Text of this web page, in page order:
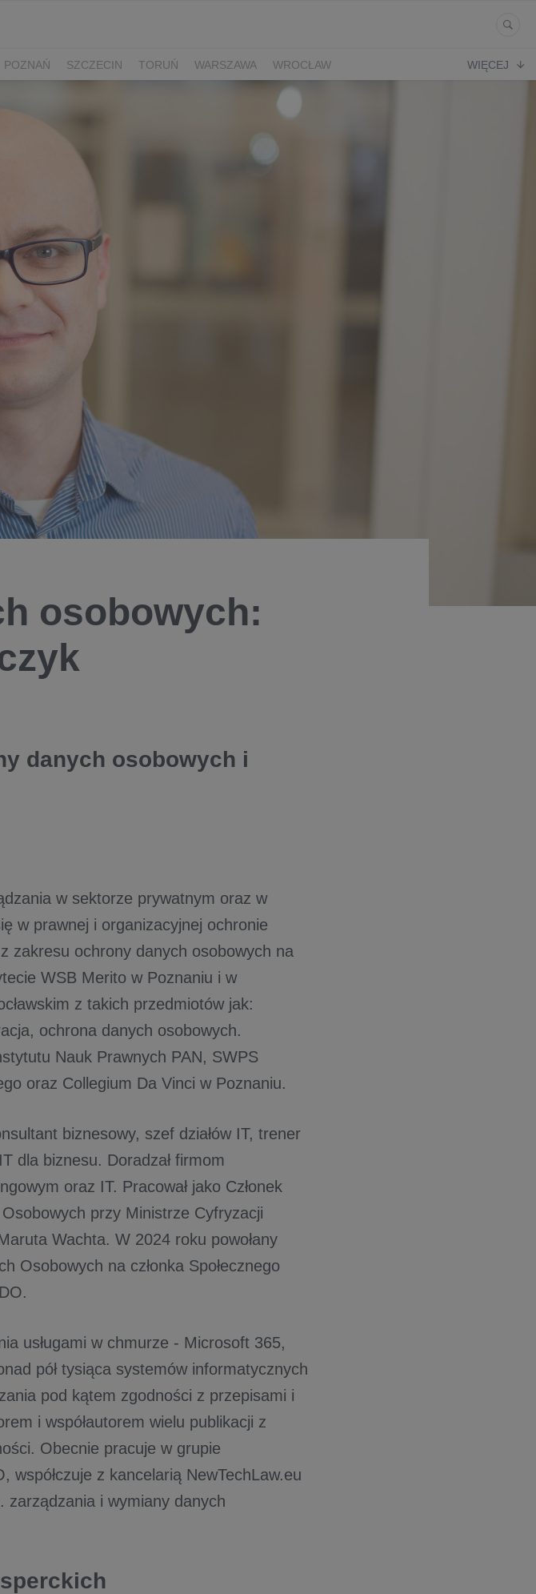
POZNAŃ SZCZECIN TORUŃ WARSZAWA
WROCŁAW
WIĘCEJ
osobowych:
danych osobowych i
w sektorze prywatnym oraz w
w prawnej i organizacyjnej ochronie
zakresu ochrony danych osobowych na
WSB Merito w Poznaniu i w
z takich przedmiotów jak:
ochrona danych osobowych.
Nauk Prawnych PAN, SWPS
oraz Collegium Da Vinci w Poznaniu.
biznesowy, szef działów IT, trener
dla biznesu. Doradzał firmom
oraz IT. Pracował jako Członek
przy Ministrze Cyfryzacji
Wachta. W 2024 roku powołany
Osobowych na członka Społecznego
usługami w chmurze - Microsoft 365,
pół tysiąca systemów informatycznych
pod kątem zgodności z przepisami i
i współautorem wielu publikacji z
Obecnie pracuje w grupie
współczuje z kancelarią NewTechLaw.eu
zarządzania i wymiany danych